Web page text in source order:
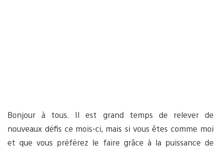
Bonjour à tous. Il est grand temps de relever de
nouveaux défis ce mois-ci, mais si vous êtes comme moi
et que vous préférez le faire grâce à la puissance de